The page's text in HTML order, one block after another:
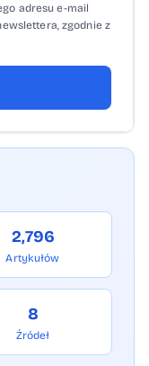
adresu e-mail
zgodnie z
2,796
Artykułów
8
Źródeł